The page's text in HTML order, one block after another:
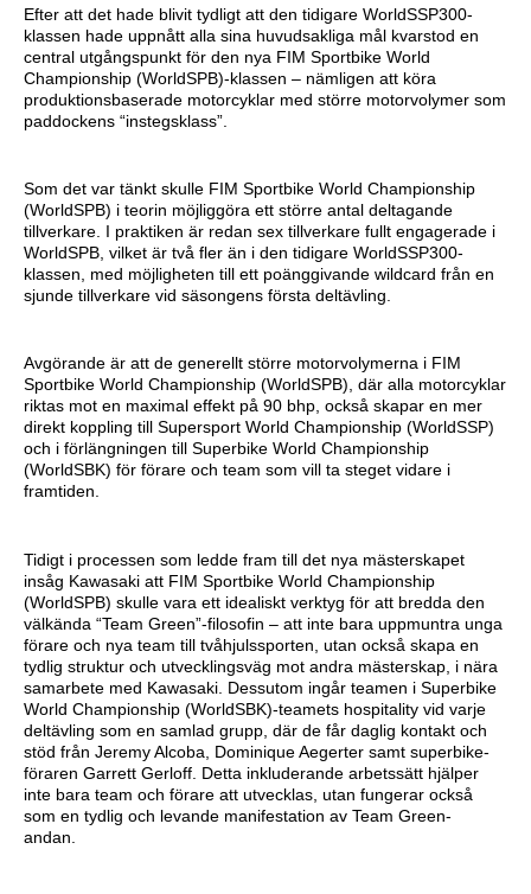
Efter att det hade blivit tydligt att den tidigare WorldSSP300-
klassen hade uppnått alla sina huvudsakliga mål kvarstod en
central utgångspunkt för den nya FIM Sportbike World
Championship (WorldSPB)-klassen – nämligen att köra
produktionsbaserade motorcyklar med större motorvolymer som
paddockens “instegsklass”.
Som det var tänkt skulle FIM Sportbike World Championship
(WorldSPB) i teorin möjliggöra ett större antal deltagande
tillverkare. I praktiken är redan sex tillverkare fullt engagerade i
WorldSPB, vilket är två fler än i den tidigare WorldSSP300-
klassen, med möjligheten till ett poänggivande wildcard från en
sjunde tillverkare vid säsongens första deltävling.
Avgörande är att de generellt större motorvolymerna i FIM
Sportbike World Championship (WorldSPB), där alla motorcyklar
riktas mot en maximal effekt på 90 bhp, också skapar en mer
direkt koppling till Supersport World Championship (WorldSSP)
och i förlängningen till Superbike World Championship
(WorldSBK) för förare och team som vill ta steget vidare i
framtiden.
Tidigt i processen som ledde fram till det nya mästerskapet
insåg Kawasaki att FIM Sportbike World Championship
(WorldSPB) skulle vara ett idealiskt verktyg för att bredda den
välkända “Team Green”-filosofin – att inte bara uppmuntra unga
förare och nya team till tvåhjulssporten, utan också skapa en
tydlig struktur och utvecklingsväg mot andra mästerskap, i nära
samarbete med Kawasaki. Dessutom ingår teamen i Superbike
World Championship (WorldSBK)-teamets hospitality vid varje
deltävling som en samlad grupp, där de får daglig kontakt och
stöd från Jeremy Alcoba, Dominique Aegerter samt superbike-
föraren Garrett Gerloff. Detta inkluderande arbetssätt hjälper
inte bara team och förare att utvecklas, utan fungerar också
som en tydlig och levande manifestation av Team Green-
andan.